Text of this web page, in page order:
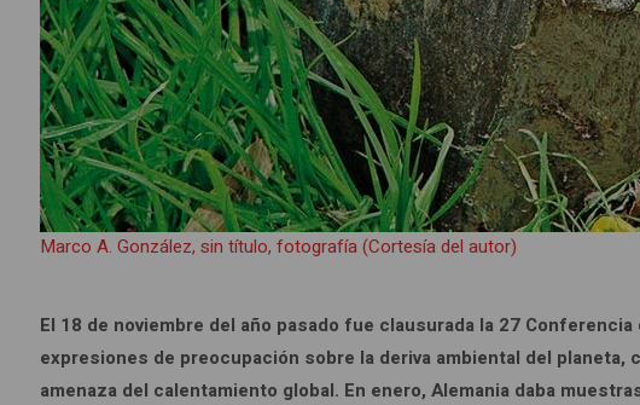
Marco A. González, sin título, fotografía (Cortesía del autor)
El 18 de noviembre del año pasado fue clausurada la 27
expresiones de preocupación sobre la deriva ambiental del
amenaza del calentamiento global. En enero, Alemania daba